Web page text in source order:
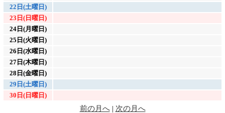
22日(土曜日)
23日(日曜日)
24日(月曜日)
25日(火曜日)
26日(水曜日)
27日(木曜日)
28日(金曜日)
29日(土曜日)
30日(日曜日)
前の月へ| 次の月へ